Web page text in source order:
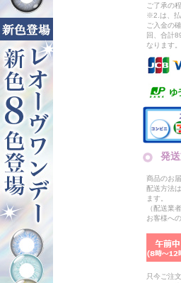
ご了承の
※2.は、払
ご入金の
回、合計
なります。
発
商品のお
配送方法
ます。
（配送業
お客様へ
只今ご注